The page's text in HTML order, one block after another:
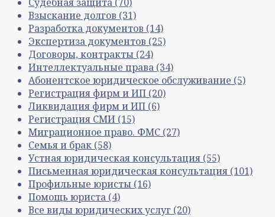
Взыскание долгов (31)
Разработка документов (14)
Экспертиза документов (25)
Договоры, контракты (24)
Интеллектуальные права (34)
Абонентское юридическое обслуживание (5)
Регистрация фирм и ИП (20)
Ликвидация фирм и ИП (6)
Регистрация СМИ (15)
Миграционное право. ФМС (27)
Семья и брак (58)
Устная юридическая консультация (55)
Письменная юридическая консультация (101)
Профильные юристы (16)
Помощь юриста (4)
Все виды юридических услуг (20)